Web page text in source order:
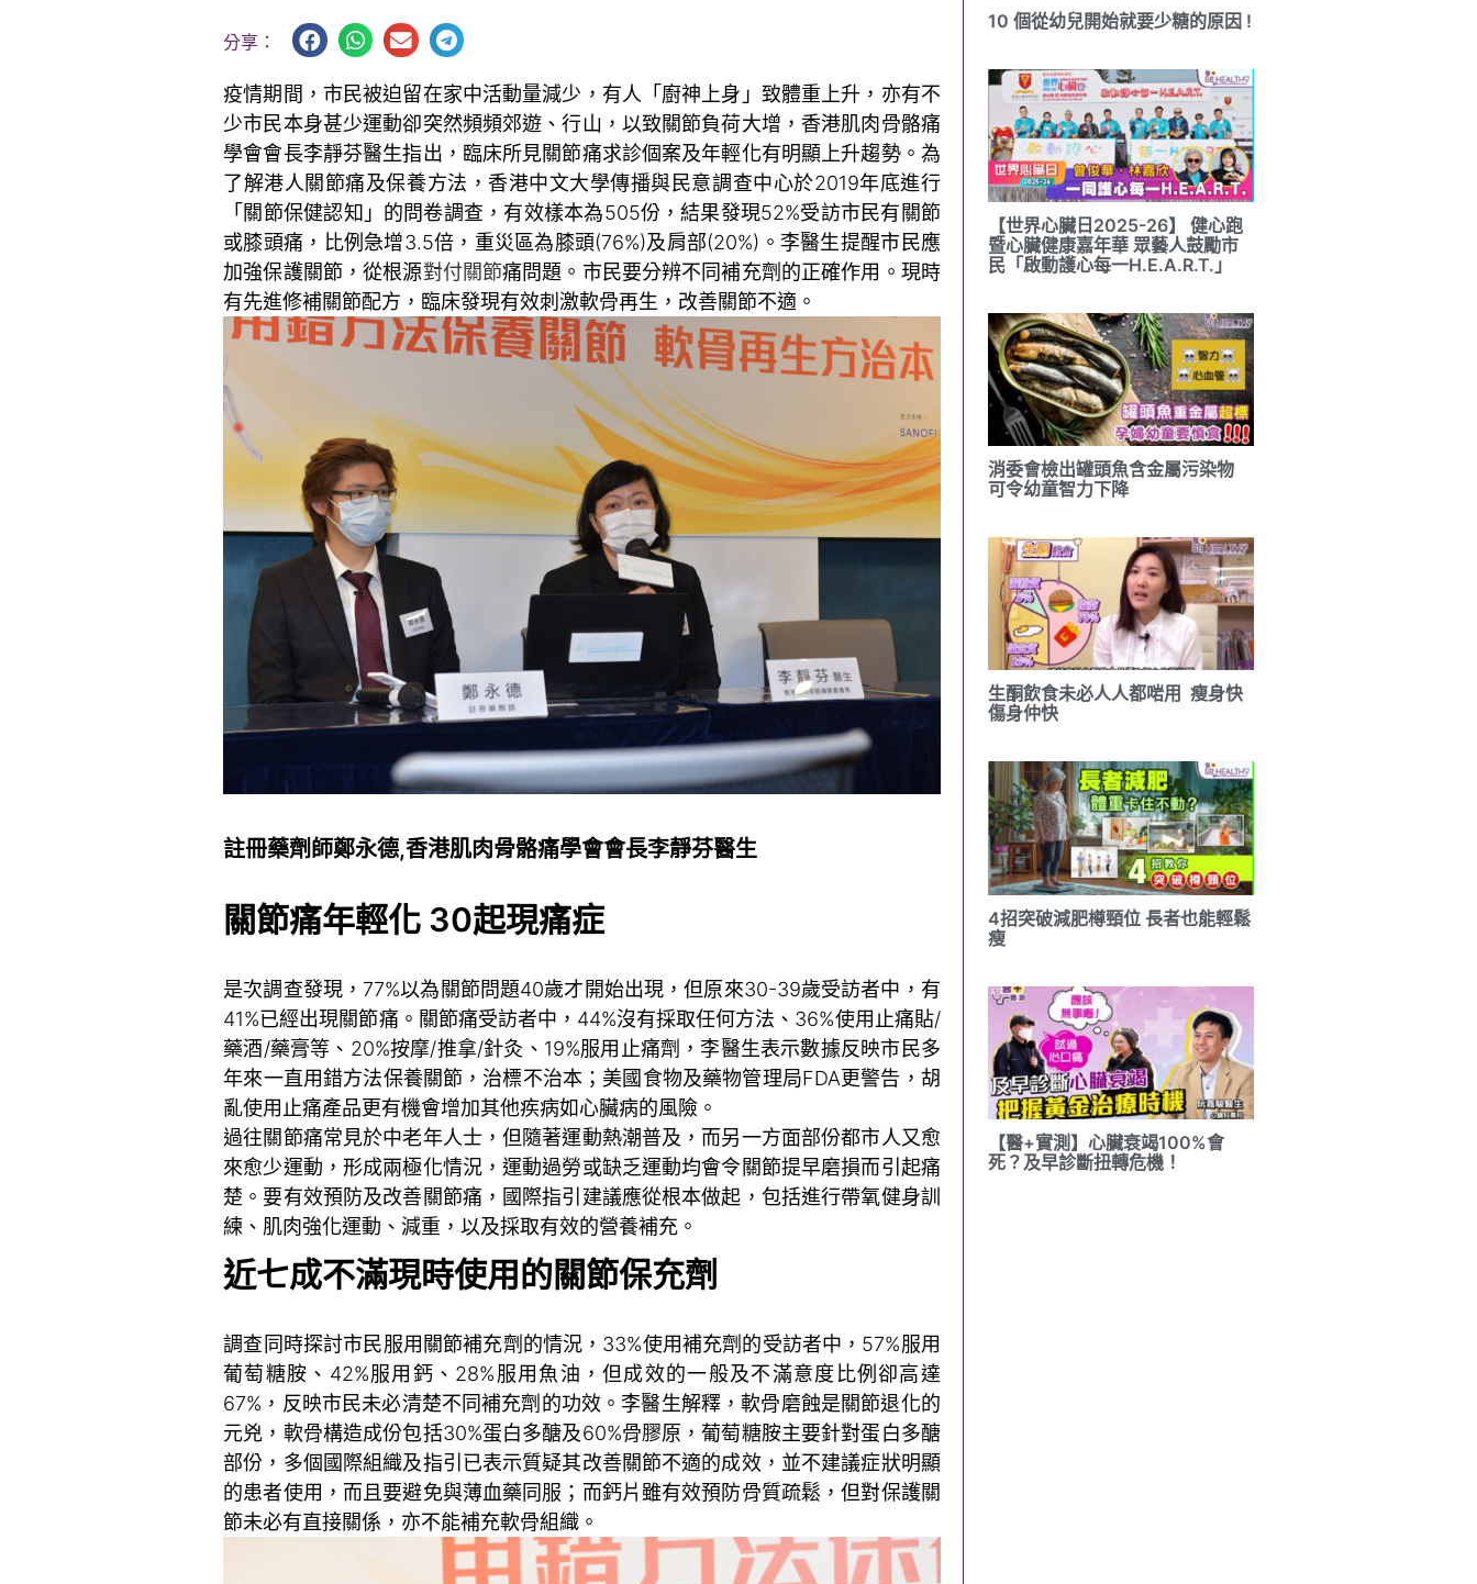
分享：
疫情期間，市民被迫留在家中活動量減少，有人「廚神上身」致體重上升，亦有不
少市民本身甚少運動卻突然頻頻郊遊、行山，以致關節負荷大增，香港肌肉骨骼痛
學會會長李靜芬醫生指出，臨床所見關節痛求診個案及年輕化有明顯上升趨勢。為
了解港人關節痛及保養方法，香港中文大學傳播與民意調查中心於2019年底進行
「關節保健認知」的問卷調查，有效樣本為505份，結果發現52%受訪市民有關節
或膝頭痛，比例急增3.5倍，重災區為膝頭(76%)及肩部(20%)。李醫生提醒市民應
加強保護關節，從根源對付關節痛問題。市民要分辨不同補充劑的正確作用。現時
有先進修補關節配方，臨床發現有效刺激軟骨再生，改善關節不適。
註冊藥劑師鄭永德,香港肌肉骨骼痛學會會長李靜芬醫生
關節痛年輕化 30起現痛症
是次調查發現，77%以為關節問題40歲才開始出現，但原來30-39歲受訪者中，有
41%已經出現關節痛。關節痛受訪者中，44%沒有採取任何方法、36%使用止痛貼/
藥酒/藥膏等、20%按摩/推拿/針灸、19%服用止痛劑，李醫生表示數據反映市民多
年來一直用錯方法保養關節，治標不治本；美國食物及藥物管理局FDA更警告，胡
亂使用止痛產品更有機會增加其他疾病如心臟病的風險。
過往關節痛常見於中老年人士，但隨著運動熱潮普及，而另一方面部份都市人又愈
來愈少運動，形成兩極化情況，運動過勞或缺乏運動均會令關節提早磨損而引起痛
楚。要有效預防及改善關節痛，國際指引建議應從根本做起，包括進行帶氧健身訓
練、肌肉強化運動、減重，以及採取有效的營養補充。
近七成不滿現時使用的關節保充劑
調查同時探討市民服用關節補充劑的情況，33%使用補充劑的受訪者中，57%服用
葡萄糖胺、42%服用鈣、28%服用魚油，但成效的一般及不滿意度比例卻高達
67%，反映市民未必清楚不同補充劑的功效。李醫生解釋，軟骨磨蝕是關節退化的
元兇，軟骨構造成份包括30%蛋白多醣及60%骨膠原，葡萄糖胺主要針對蛋白多醣
部份，多個國際組織及指引已表示質疑其改善關節不適的成效，並不建議症狀明顯
的患者使用，而且要避免與薄血藥同服；而鈣片雖有效預防骨質疏鬆，但對保護關
節未必有直接關係，亦不能補充軟骨組織。
10 個從幼兒開始就要少糖的原因 !
【世界心臟日2025-26】 健心跑
暨心臟健康嘉年華 眾藝人鼓勵市
民「啟動護心每一H.E.A.R.T.」
消委會檢出罐頭魚含金屬污染物
可令幼童智力下降
生酮飲食未必人人都啱用 瘦身快
傷身仲快
4招突破減肥樽頸位 長者也能輕鬆
瘦
【醫+實測】心臟衰竭100%會
死？及早診斷扭轉危機！